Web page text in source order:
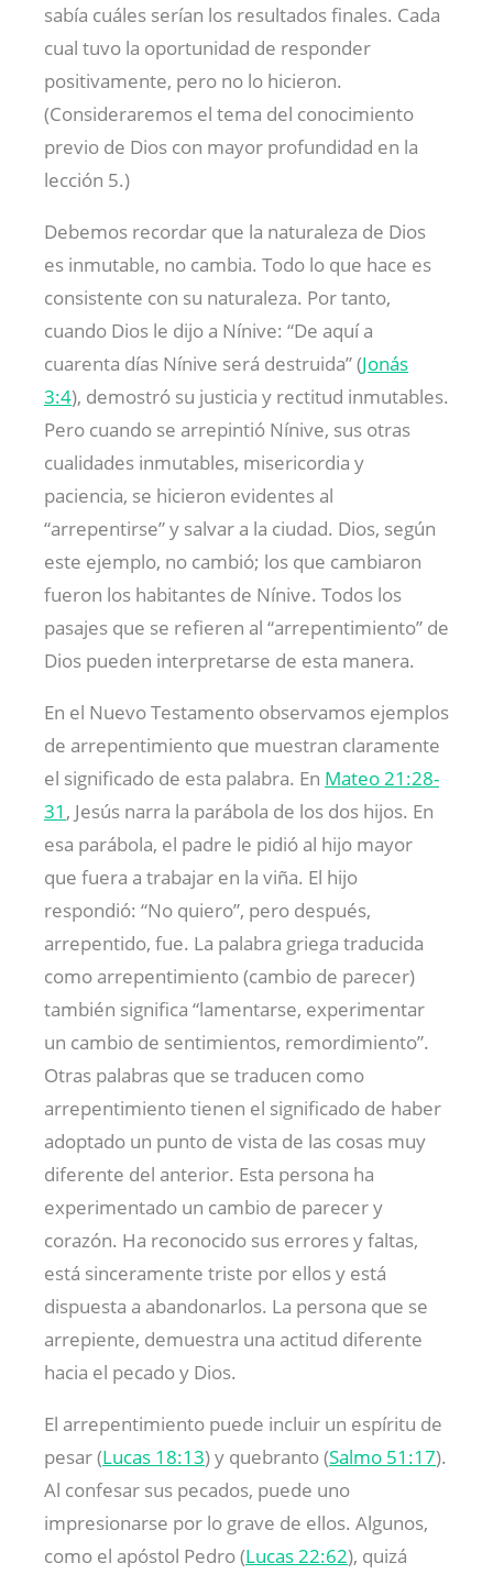
sabía cuáles serían los resultados finales. Cada
cual tuvo la oportunidad de responder
positivamente, pero no lo hicieron.
(Consideraremos el tema del conocimiento
previo de Dios con mayor profundidad en la
lección 5.)
Debemos recordar que la naturaleza de Dios
es inmutable, no cambia. Todo lo que hace es
consistente con su naturaleza. Por tanto,
cuando Dios le dijo a Nínive: “De aquí a
cuarenta días Nínive será destruida” (Jonás
3:4), demostró su justicia y rectitud inmutables.
Pero cuando se arrepintió Nínive, sus otras
cualidades inmutables, misericordia y
paciencia, se hicieron evidentes al
“arrepentirse” y salvar a la ciudad. Dios, según
este ejemplo, no cambió; los que cambiaron
fueron los habitantes de Nínive. Todos los
pasajes que se refieren al “arrepentimiento” de
Dios pueden interpretarse de esta manera.
En el Nuevo Testamento observamos ejemplos
de arrepentimiento que muestran claramente
el significado de esta palabra. En Mateo 21:28-
31 , Jesús narra la parábola de los dos hijos. En
esa parábola, el padre le pidió al hijo mayor
que fuera a trabajar en la viña. El hijo
respondió: “No quiero”, pero después,
arrepentido, fue. La palabra griega traducida
como arrepentimiento (cambio de parecer)
también significa “lamentarse, experimentar
un cambio de sentimientos, remordimiento”.
Otras palabras que se traducen como
arrepentimiento tienen el significado de haber
adoptado un punto de vista de las cosas muy
diferente del anterior. Esta persona ha
experimentado un cambio de parecer y
corazón. Ha reconocido sus errores y faltas,
está sinceramente triste por ellos y está
dispuesta a abandonarlos. La persona que se
arrepiente, demuestra una actitud diferente
hacia el pecado y Dios.
El arrepentimiento puede incluir un espíritu de
pesar (Lucas 18:13) y quebranto (Salmo 51:17).
Al confesar sus pecados, puede uno
impresionarse por lo grave de ellos. Algunos,
como el apóstol Pedro (Lucas 22:62), quizá